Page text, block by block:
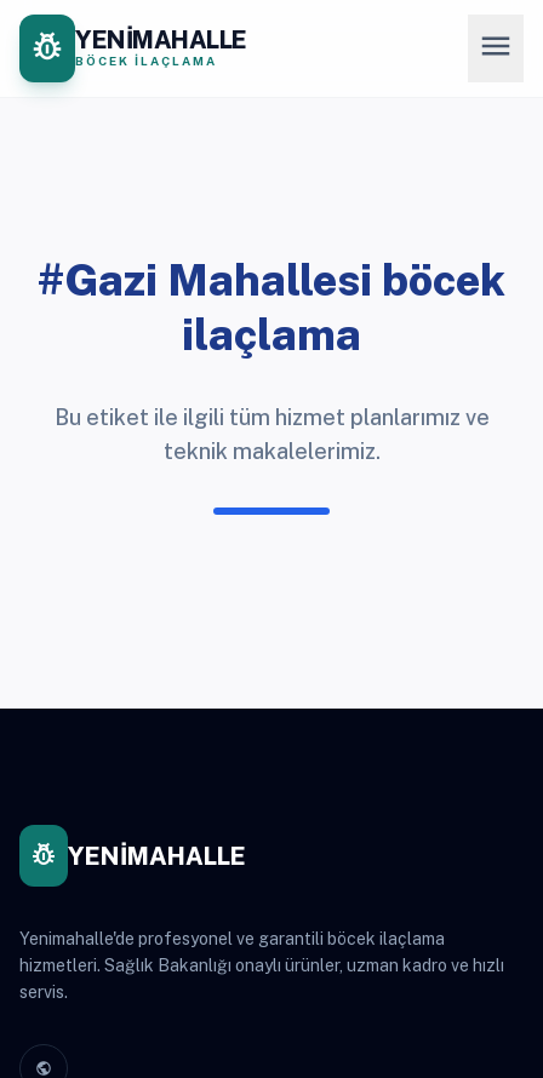
pest_control YENİMAHALLE
BÖCEK İLAÇLAMA menu
#Gazi Mahallesi böcek
ilaçlama
Bu etiket ile ilgili tüm hizmet planlarımız ve
teknik makalelerimiz.
pest_control YENİMAHALLE
Yenimahalle'de profesyonel ve garantili böcek ilaçlama
hizmetleri. Sağlık Bakanlığı onaylı ürünler, uzman kadro ve hızlı
servis.
public